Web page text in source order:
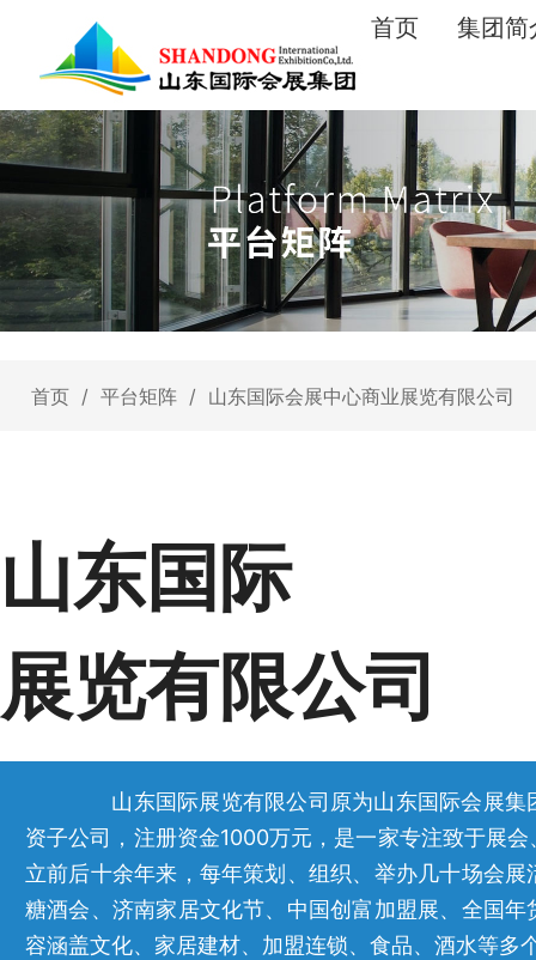
首页 集团简
首页 / 平台矩阵 / 山东国际会展中心商业展览有限公司
山东国际
展览有限公司
山东国际展览有限公司原为山东国际会展集
资子公司，注册资金1000万元，是一家专注致于展
立前后十余年来，每年策划、组织、举办几十场会
糖酒会、济南家居文化节、中国创富加盟展、全国
容涵盖文化、家居建材、加盟连锁、食品、酒水等多